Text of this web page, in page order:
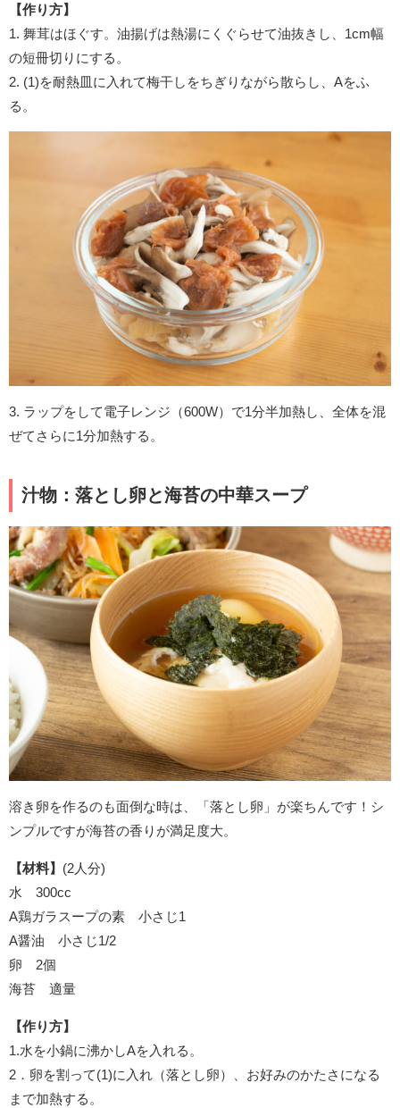
【作り方】
1. 舞茸はほぐす。油揚げは熱湯にくぐらせて油抜きし、1cm幅
の短冊切りにする。
2. (1)を耐熱皿に入れて梅干しをちぎりながら散らし、Aをふ
る。
3. ラップをして電子レンジ（600W）で1分半加熱し、全体を混
ぜてさらに1分加熱する。
汁物：落とし卵と海苔の中華スープ
溶き卵を作るのも面倒な時は、「落とし卵」が楽ちんです！シ
ンプルですが海苔の香りが満足度大。
【材料】 (2人分)
水 300cc
A鶏ガラスープの素 小さじ1
A醤油 小さじ1/2
卵 2個
海苔 適量
【作り方】
1.水を小鍋に沸かしAを入れる。
2．卵を割って(1)に入れ（落とし卵）、お好みのかたさになる
まで加熱する。